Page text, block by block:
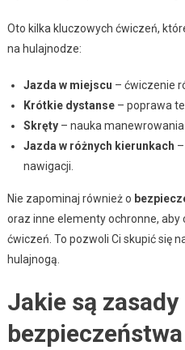
Oto kilka kluczowych ćwiczeń,
na hulajnodze:
Jazda w miejscu – ćwiczenie
Krótkie dystanse– poprawa
Skręty– nauka manewrowania
Jazda w różnych kierunkach
nawigacji.
Nie zapominaj również o
oraz inne elementy ochronne, aby
ćwiczeń. To pozwoli Ci skupić się
hulajnogą.
Jakie są zasady